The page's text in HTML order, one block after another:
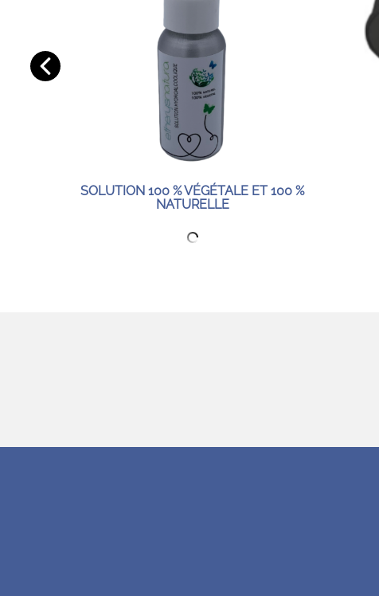
SOLUTION 100 % VÉGÉTALE ET 100 %
NATURELLE